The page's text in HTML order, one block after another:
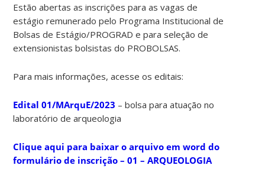
Estão abertas as inscrições para as vagas de
estágio remunerado pelo Programa Institucional de
Bolsas de Estágio/PROGRAD e para seleção de
extensionistas bolsistas do PROBOLSAS.
Para mais informações, acesse os editais:
Edital 01/MArquE/2023 – bolsa para atuação no
laboratório de arqueologia
Clique aqui para baixar o arquivo em word do
formulário de inscrição – 01 – ARQUEOLOGIA